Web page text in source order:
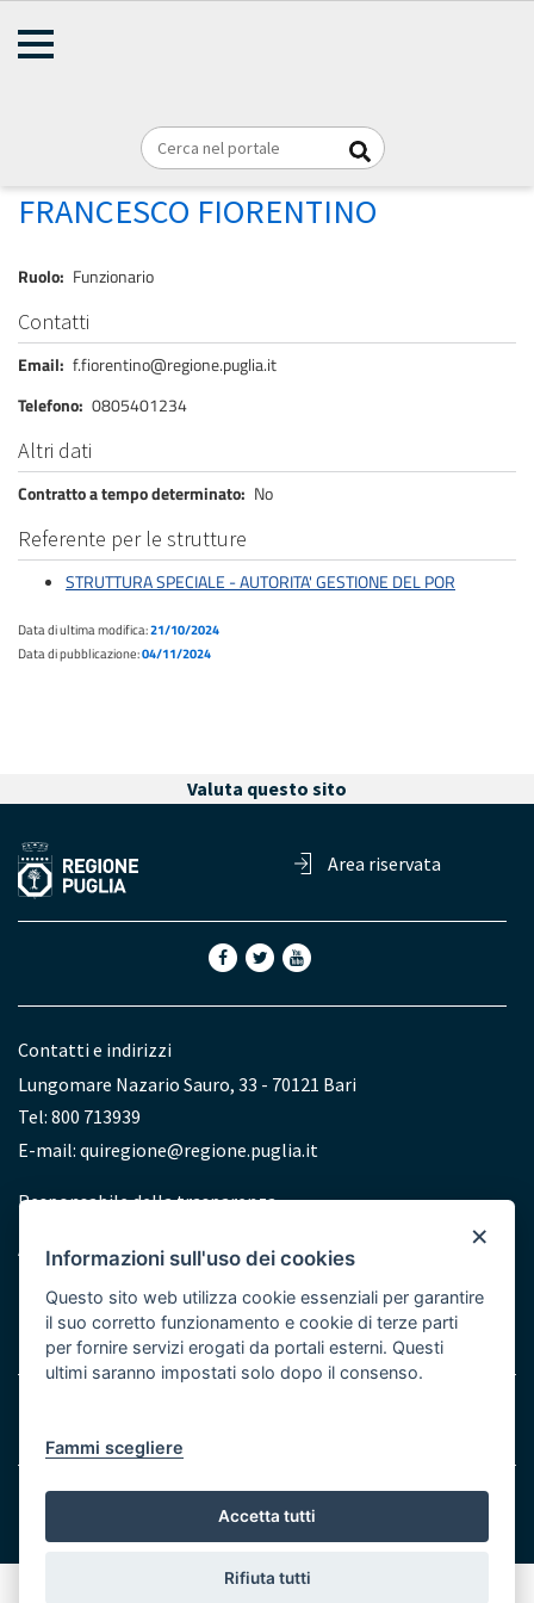
Briciole
Home
FIORENTINO FRANCESCO
FRANCESCO FIORENTINO
Ruolo Funzionario
Contatti
Email f.fiorentino@regione.puglia.it
Telefono 0805401234
Altri dati
Contratto a tempo determinato No
Referente per le strutture
STRUTTURA SPECIALE - AUTORITA' GESTIONE DEL POR
Data di ultima modifica:21/10/2024
Data di pubblicazione:04/11/2024
Valuta questo sito
Area riservata
Contatti e indirizzi
Lungomare Nazario Sauro, 33 - 70121 Bari
Tel: 800 713939
E-mail: quiregione@regione.puglia.it
Redazione
Responsabile della trasparenza
Accessibilità
Bottom
© Regione Puglia
×
Informazioni sull'uso dei cookies
Questo sito web utilizza cookie essenziali per garantire
il suo corretto funzionamento e cookie di terze parti
per fornire servizi erogati da portali esterni. Questi
ultimi saranno impostati solo dopo il consenso.
Fammi scegliere
Accetta tutti
Rifiuta tutti